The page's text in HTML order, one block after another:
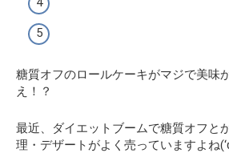
糖質オフのロールケーキがマジで美味
え！？
最近、ダイエットブームで糖質オフと
理・デザートがよく売っていますよね